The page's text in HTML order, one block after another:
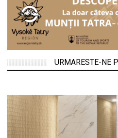
URMARESTE-NE